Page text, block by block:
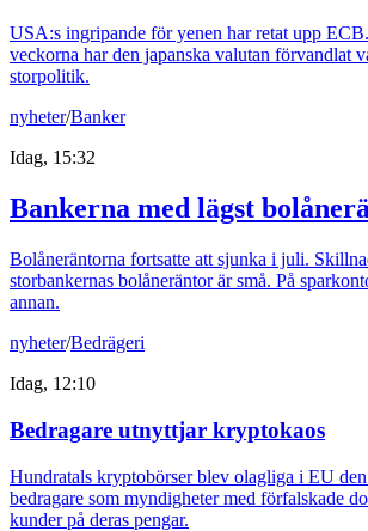
USA:s ingripande för yenen har retat upp
veckorna har den japanska valutan förvandlat
storpolitik.
nyheter/Banker
Idag, 15:32
Bankerna med lägst
Bolåneräntorna fortsatte att sjunka i juli.
storbankernas bolåneräntor är små. På
annan.
nyheter/Bedrägeri
Idag, 12:10
Bedragare utnyttjar kryptokaos
Hundratals kryptobörser blev olagliga i EU
bedragare som myndigheter med förfalskade
kunder på deras pengar.